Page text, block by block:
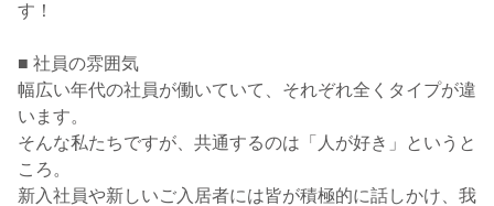
す！
■ 社員の雰囲気
幅広い年代の社員が働いていて、それぞれ全くタイプが違
います。
そんな私たちですが、共通するのは「人が好き」というと
ころ。
新入社員や新しいご入居者には皆が積極的に話しかけ、我